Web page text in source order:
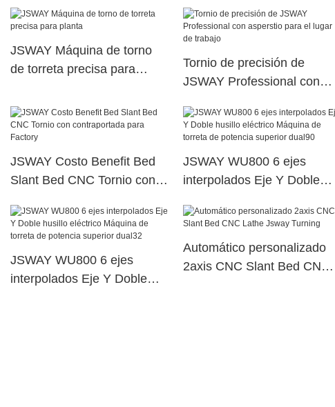
JSWAY Máquina de torno
de torreta precisa para
Tornio de precisión de
JSWAY Professional con
trabajo
JSWAY Costo Benefit Bed
Slant Bed CNC Tornio con
JSWAY WU800 6 ejes
interpolados Eje Y Doble
torreta de potencia superior
JSWAY WU800 6 ejes
interpolados Eje Y Doble
Automático personalizado
2axis CNC Slant Bed CNC